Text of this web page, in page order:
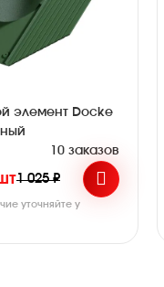
элемент Docke
10 заказов
1 025 ₽
уточняйте у